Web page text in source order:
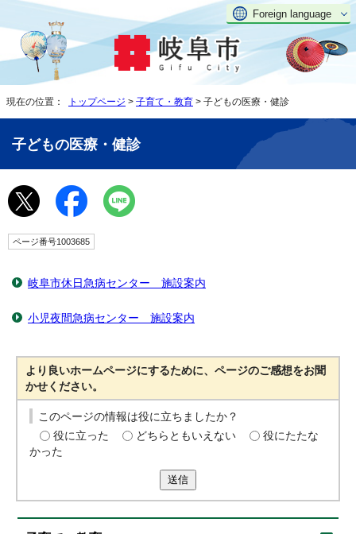
Foreign language
現在の位置： トップページ > 子育て・教育 > 子どもの医療・健診
子どもの医療・健診
ページ番号1003685
岐阜市休日急病センター 施設案内
小児夜間急病センター 施設案内
より良いホームページにするために、ページのご感想をお聞
かせください。
このページの情報は役に立ちましたか？
役に立った
どちらともいえない
役にたたな
かった
送信